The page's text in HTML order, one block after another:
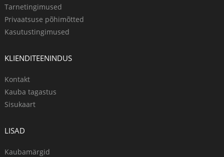
Tarnetingimused
Privaatsuse põhimõtted
Kasutustingimused
KLIENDITEENINDUS
Kontakt
Kauba tagastus
Sisukaart
LISAD
Kaubamärgid